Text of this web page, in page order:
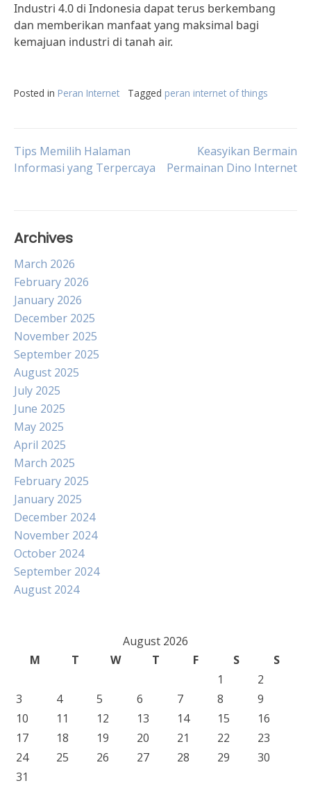
Industri 4.0 di Indonesia dapat terus berkembang
dan memberikan manfaat yang maksimal bagi
kemajuan industri di tanah air.
Posted in Peran Internet Tagged peran internet of things
Post
Tips Memilih Halaman
Informasi yang Terpercaya
Keasyikan Bermain
Permainan Dino Internet
Archives
March 2026
February 2026
January 2026
December 2025
November 2025
September 2025
August 2025
July 2025
June 2025
May 2025
April 2025
March 2025
February 2025
January 2025
December 2024
November 2024
October 2024
September 2024
August 2024
August 2026
M
T W T F S
S
1
2
3
4 5 6 7 8
9
10
11 12 13 14 15
16
17
18 19 20 21 22
23
24
25 26 27 28 29
30
31